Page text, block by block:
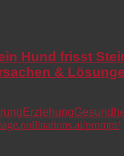
Hund frisst
&
Erziehung